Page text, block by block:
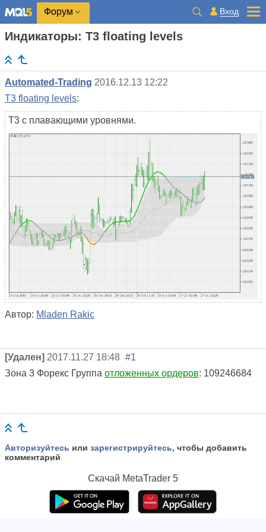
Форум Вход
Индикаторы: T3 floating levels
Automated-Trading 2016.12.13 12:22
T3 floating levels:
T3 с плавающими уровнями.
Автор: Mladen Rakic
[Удален] 2017.11.27 18:48 #1
Зона 3 Форекс Группа отложенных ордеров: 109246684
Авторизуйтесь или зарегистрируйтесь, чтобы добавить
комментарий
Скачай MetaTrader 5